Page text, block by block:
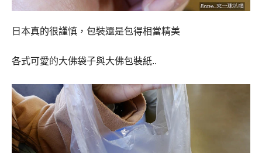
日本真的很謹慎，包裝還是包得相當精美
各式可愛的大佛袋子與大佛包裝紙..